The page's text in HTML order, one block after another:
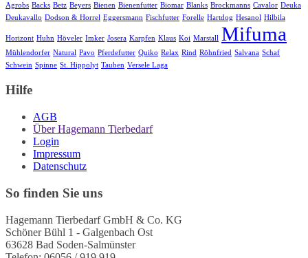
Agrobs Backs Betz Beyers Bienen Bienenfutter Biomar Blanks Brockmanns Cavalor Deuka
Deukavallo Dodson & Horrel Eggersmann Fischfutter Forelle Hartdog Hesanol Hilbila
Horizont Huhn Höveler Imker Josera Karpfen Klaus Koi Marstall Mifuma
Mühlendorfer Natural Pavo Pferdefutter Quiko Relax Rind Röhnfried Salvana Schaf
Schwein Spinne St. Hippolyt Tauben Versele Laga
Hilfe
AGB
Über Hagemann Tierbedarf
Login
Impressum
Datenschutz
So finden Sie uns
Hagemann Tierbedarf GmbH & Co. KG
Schöner Bühl 1 - Galgenbach Ost
63628 Bad Soden-Salmünster